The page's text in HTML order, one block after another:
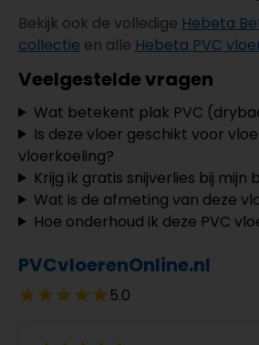
Bekijk ook de volledige Hebeta
collectie en alle Hebeta PVC
Veelgestelde vragen
Wat betekent plak PVC
Is deze vloer geschikt voor
vloerkoeling?
Krijg ik gratis snijverlies bij mijn
Wat is de afmeting van deze
Hoe onderhoud ik deze PVC
PVCvloerenOnline.nl
5.0